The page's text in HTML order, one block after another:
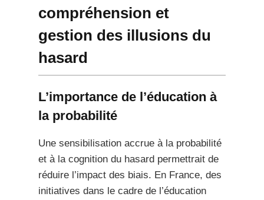
compréhension et
gestion des illusions du
hasard
L’importance de l’éducation à
la probabilité
Une sensibilisation accrue à la probabilité
et à la cognition du hasard permettrait de
réduire l’impact des biais. En France, des
initiatives dans le cadre de l’éducation